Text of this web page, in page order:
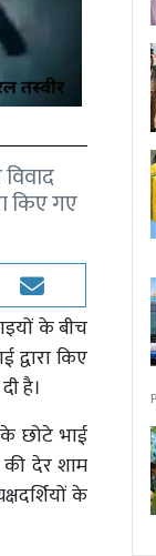
किए गए
के बीच
किए
है।
छोटे भाई
देर शाम
के